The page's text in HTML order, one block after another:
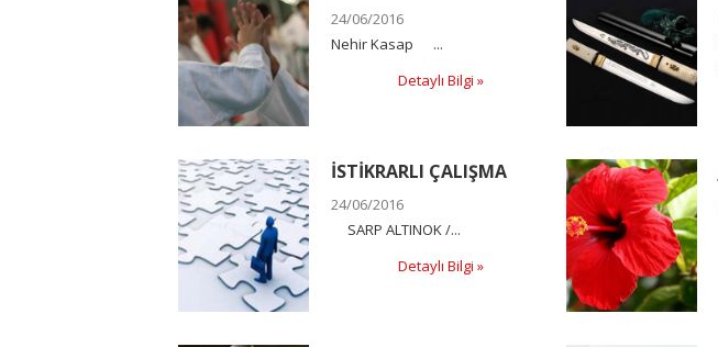
24/06/2016
Nehir Kasap ...
Detaylı Bilgi »
İSTİKRARLI ÇALIŞMA
24/06/2016
SARP ALTINOK /...
Detaylı Bilgi »